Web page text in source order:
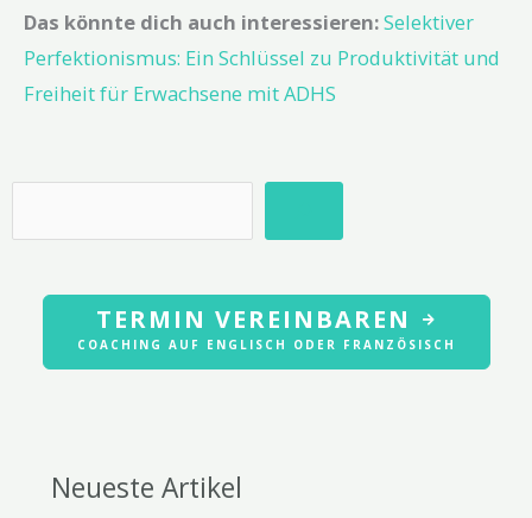
Das könnte dich auch interessieren:Selektiver
Perfektionismus: Ein Schlüssel zu Produktivität und
Freiheit für Erwachsene mit ADHS
TERMIN VEREINBAREN
COACHING AUF ENGLISCH ODER FRANZÖSISCH
Neueste Artikel